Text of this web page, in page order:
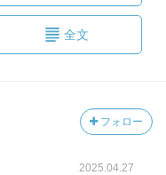
全文
フォロー
2025.04.27